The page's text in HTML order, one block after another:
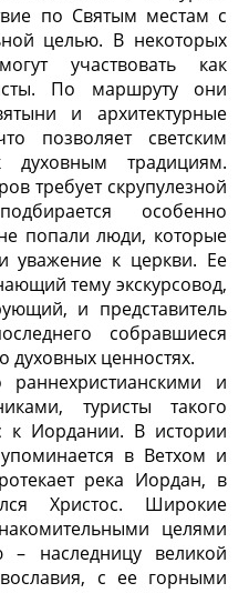
по Святым местам с
целью. В некоторых
участвовать как
По маршруту они
и архитектурные
позволяет светским
традициям.
требует скрупулезной
особенно
попали люди, которые
уважение к церкви. Ее
тему экскурсовод,
и представитель
собравшиеся
духовных ценностях.
и
туристы такого
к Иордании. В истории
в Ветхом и
река Иордан, в
Христос. Широкие
целями
– наследницу великой
с ее горными